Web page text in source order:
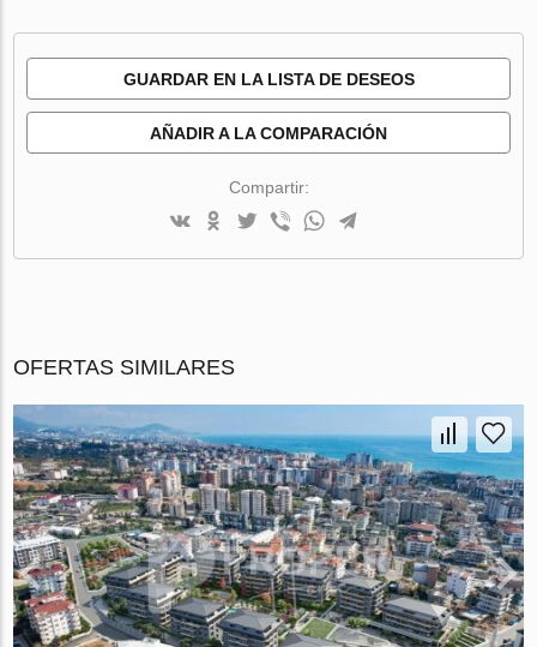
GUARDAR EN LA LISTA DE DESEOS
AÑADIR A LA COMPARACIÓN
Compartir:
OFERTAS SIMILARES